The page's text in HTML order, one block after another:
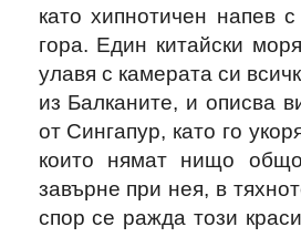
като хипнотичен напев
гора. Един китайски
улавя с камерата си
из Балканите, и описва
от Сингапур, като го
които нямат нищо
завърне при нея, в
спор се ражда този